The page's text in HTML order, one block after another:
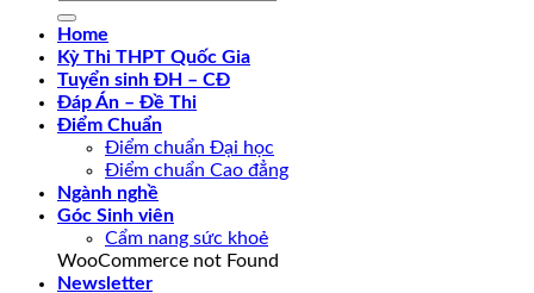
Home
Kỳ Thi THPT Quốc Gia
Tuyển sinh ĐH – CĐ
Đáp Án – Đề Thi
Điểm Chuẩn
Điểm chuẩn Đại học
Điểm chuẩn Cao đẳng
Ngành nghề
Góc Sinh viên
Cẩm nang sức khoẻ
WooCommerce not Found
Newsletter